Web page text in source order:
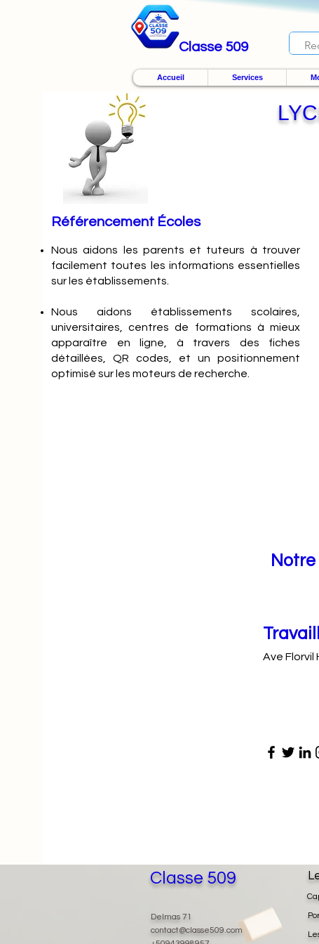
Classe 509
Accueil Services
Référencement Écoles
Nousaidons les parents et tuteurs à trouver
facilement toutes les informations essentielles
sur les établissements.
Nous aidons établissements scolaires,
universitaires, centres de formations à mieux
apparaître en ligne, à travers des fiches
détaillées, QR codes, et un positionnement
optimisé sur les moteurs de recherche.
Ave Florvil
Classe 509
Delmas 71
contact@classe509.com